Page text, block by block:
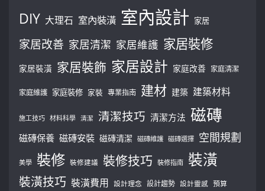
DIY 大理石 室內裝潢 室內設計 家居
家居改善 家居清潔 家居維護 家居裝修
家居裝潢 家居裝飾 家居設計 家庭改善 家庭清潔
家庭維護 家庭裝修 家裝 專業指南 建材 建築 建築材料
施工技巧 材料科學 清潔 清潔技巧 清潔方法 磁磚
磁磚保養 磁磚安裝 磁磚清潔 磁磚維護 磁磚選擇 空間規劃
美學 裝修 裝修建議 裝修技巧 裝修指南 裝潢
裝潢技巧 裝潢費用 設計理念 設計趨勢 設計靈感 預算